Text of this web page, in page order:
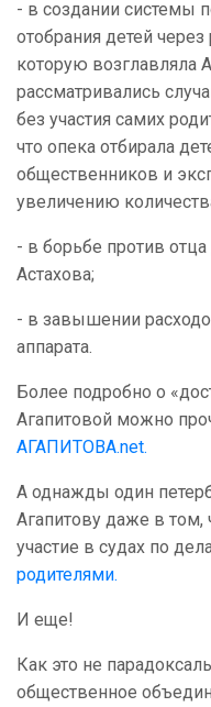
- в создании системы
отобрания детей
которую возглавляла
рассматривались
без участия самих
что опека отбирала
общественников и
увеличению
- в борьбе против
Астахова;
- в завышении
аппарата.
Более подробно о
Агапитовой можно
АГАПИТОВА.net.
А однажды один
Агапитову даже в том,
участие в судах по
родителями.
И еще!
Как это не
общественное